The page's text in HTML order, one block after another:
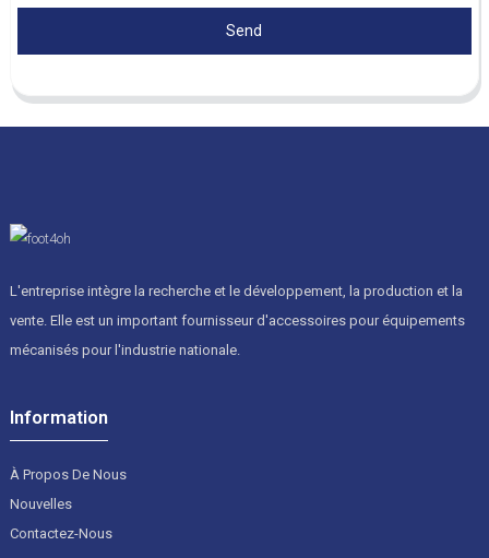
Send
L'entreprise intègre la recherche et le développement, la production et la
vente. Elle est un important fournisseur d'accessoires pour équipements
mécanisés pour l'industrie nationale.
Information
À Propos De Nous
Nouvelles
Contactez-Nous